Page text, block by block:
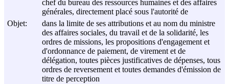
chef du bureau des ressources humaines et des affaires
générales, directement placé sous l'autorité de
Objet:
dans la limite de ses attributions et au nom du ministre
des affaires sociales, du travail et de la solidarité, les
ordres de missions, les propositions d'engagement et
d'ordonnance de paiement, de virement et de
délégation, toutes pièces justificatives de dépenses, tous
ordres de reversement et toutes demandes d'émission de
titre de perception